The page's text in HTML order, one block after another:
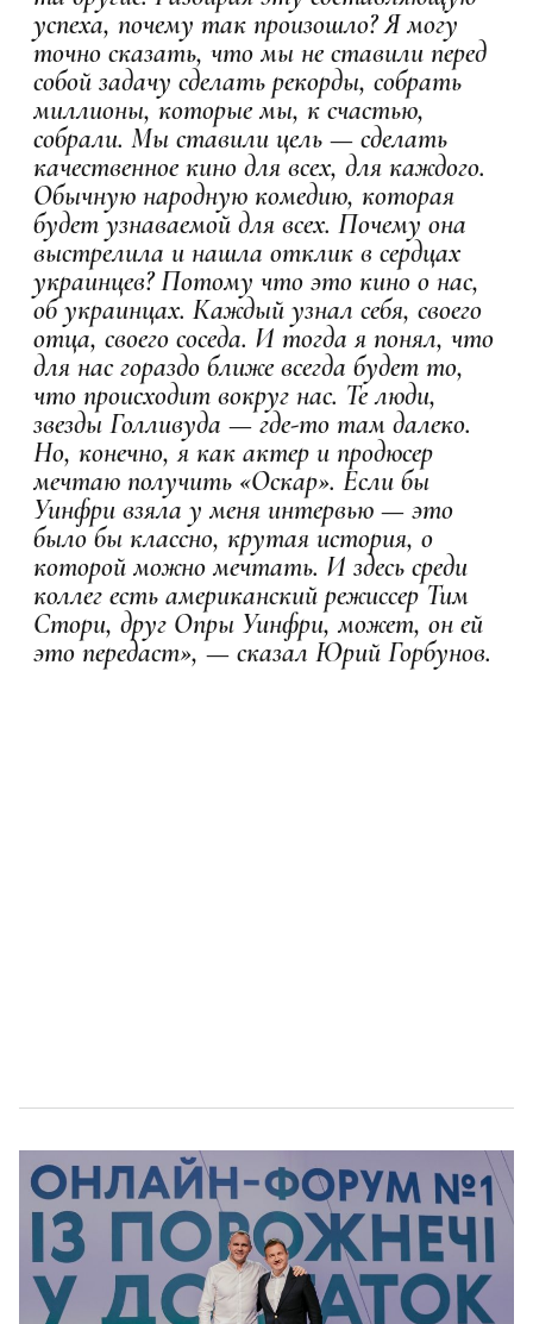
успеха, почему так произошло? Я могу
точно сказать, что мы не ставили перед
собой задачу сделать рекорды, собрать
миллионы, которые мы, к счастью,
собрали. Мы ставили цель — сделать
качественное кино для всех, для каждого.
Обычную народную комедию, которая
будет узнаваемой для всех. Почему она
выстрелила и нашла отклик в сердцах
украинцев? Потому что это кино о нас,
об украинцах. Каждый узнал себя, своего
отца, своего соседа. И тогда я понял, что
для нас гораздо ближе всегда будет то,
что происходит вокруг нас. Те люди,
звезды Голливуда — где-то там далеко.
Но, конечно, я как актер и продюсер
мечтаю получить «Оскар». Если бы
Уинфри взяла у меня интервью — это
было бы классно, крутая история, о
которой можно мечтать. И здесь среди
коллег есть американский режиссер Тим
Стори, друг Опры Уинфри, может, он ей
это передаст», — сказал Юрий Горбунов.